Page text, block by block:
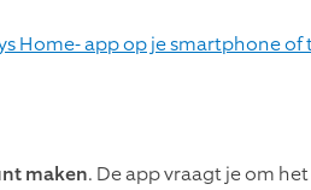
Home- app op je smartphone
maken. De app vraagt je om